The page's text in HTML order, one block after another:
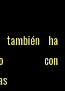
también ha
con